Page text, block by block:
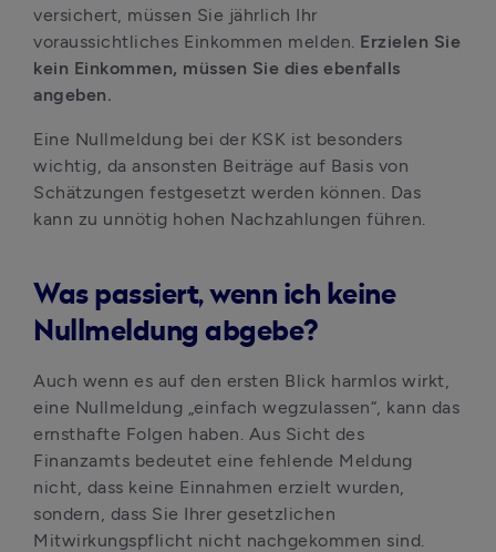
versichert, müssen Sie jährlich Ihr
voraussichtliches Einkommen melden. Erzielen Sie
kein Einkommen, müssen Sie dies ebenfalls
angeben.
Eine Nullmeldung bei der KSK ist besonders
wichtig, da ansonsten Beiträge auf Basis von
Schätzungen festgesetzt werden können. Das
kann zu unnötig hohen Nachzahlungen führen.
Was passiert, wenn ich keine
Nullmeldung abgebe?
Auch wenn es auf den ersten Blick harmlos wirkt,
eine Nullmeldung „einfach wegzulassen“, kann das
ernsthafte Folgen haben. Aus Sicht des
Finanzamts bedeutet eine fehlende Meldung
nicht, dass keine Einnahmen erzielt wurden,
sondern, dass Sie Ihrer gesetzlichen
Mitwirkungspflicht nicht nachgekommen sind.